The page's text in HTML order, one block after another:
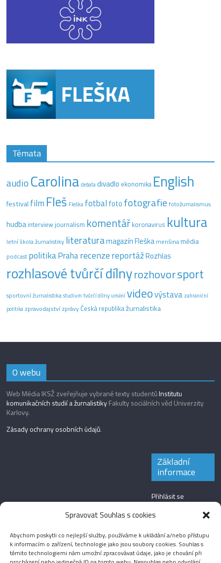
Spravovat Souhlas s cookies
Abychom poskytli co nejlepší služby, používáme k ukládání a/nebo přístupu
k informacím o zařízení, technologie jako jsou soubory cookies. Souhlas s
těmito technologiemi nám umožní zpracovávat údaje, jako je chování při
Témata
audio Carolina debata divadlo ekonomika English
festival film Fleš Fleška fotbal foto fotografie fotožurnalismus
hudba interview journalism komentář koronavirus kultura
letní škola žurnalistiky literaturamagazín Fleška menšinamédia
podcast politikaPraharecenzereportážRozhlas
rozhlasové tvůrčí dílnyrozhovorsport
sportovní žurnalistika studium tvůrčí dílny uměnívideovýstava zahraniční
politika zpravodajstvízprávyČeská republikažurnalistika
O webu
Web Média IKSŽ zveřejňuje vybrané texty studentůInstitutu
komunikačních studií a žurnalistikyFakulty sociálních věd Univerzity
Karlovy.
Zásady ochrany osobních údajů.
Základní
informace
Přihlásit se
Zdroj kanálů
Kanál komentářů
Česká lokalizace